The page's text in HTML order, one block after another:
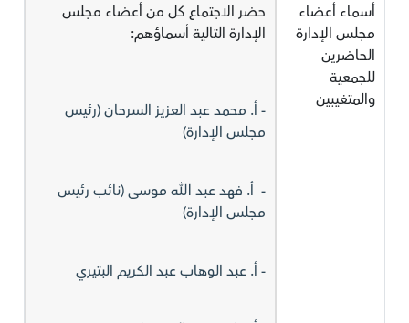
أسماء أعضاء
مجلس الإدارة
الحاضرين
للجمعية
والمتغيبين
حضر الاجتماع كل من أعضاء مجلس
الإدارة التالية أسماؤهم:
- ‏أ. محمد عبد العزيز السرحان (رئيس
مجلس الإدارة)
- ‏ أ. فهد عبد الله موسى‎ (نائب رئيس
مجلس الإدارة)
- أ. عبد الوهاب عبد الكريم البتيري